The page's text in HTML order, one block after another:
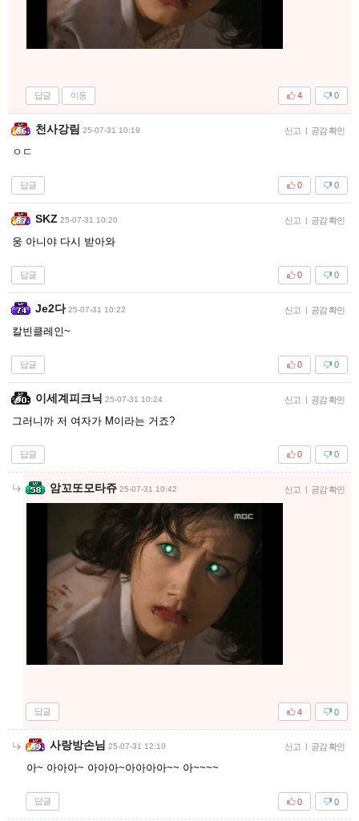
답글 이동 0
4
천사강림 25-07-31 10:19 신고 | 공감 확인
ㅇㄷ
답글 0
0
SKZ 25-07-31 10:20 신고 | 공감 확인
웅 아니야 다시 받아와
답글 0
0
Je2다 25-07-31 10:22 신고 | 공감 확인
칼빈클레인~
답글 0
0
이세계피크닉 25-07-31 10:24 신고 | 공감 확인
그러니까 저 여자가 M이라는 거죠?
답글 0
0
암꼬또모타쥬 25-07-31 10:42 신고 | 공감 확인
답글 0
4
사랑방손님 25-07-31 12:10 신고 공감 확인
아~ 아아아~ 아아아~아아아아~~ 아~~~~
답글 0
0